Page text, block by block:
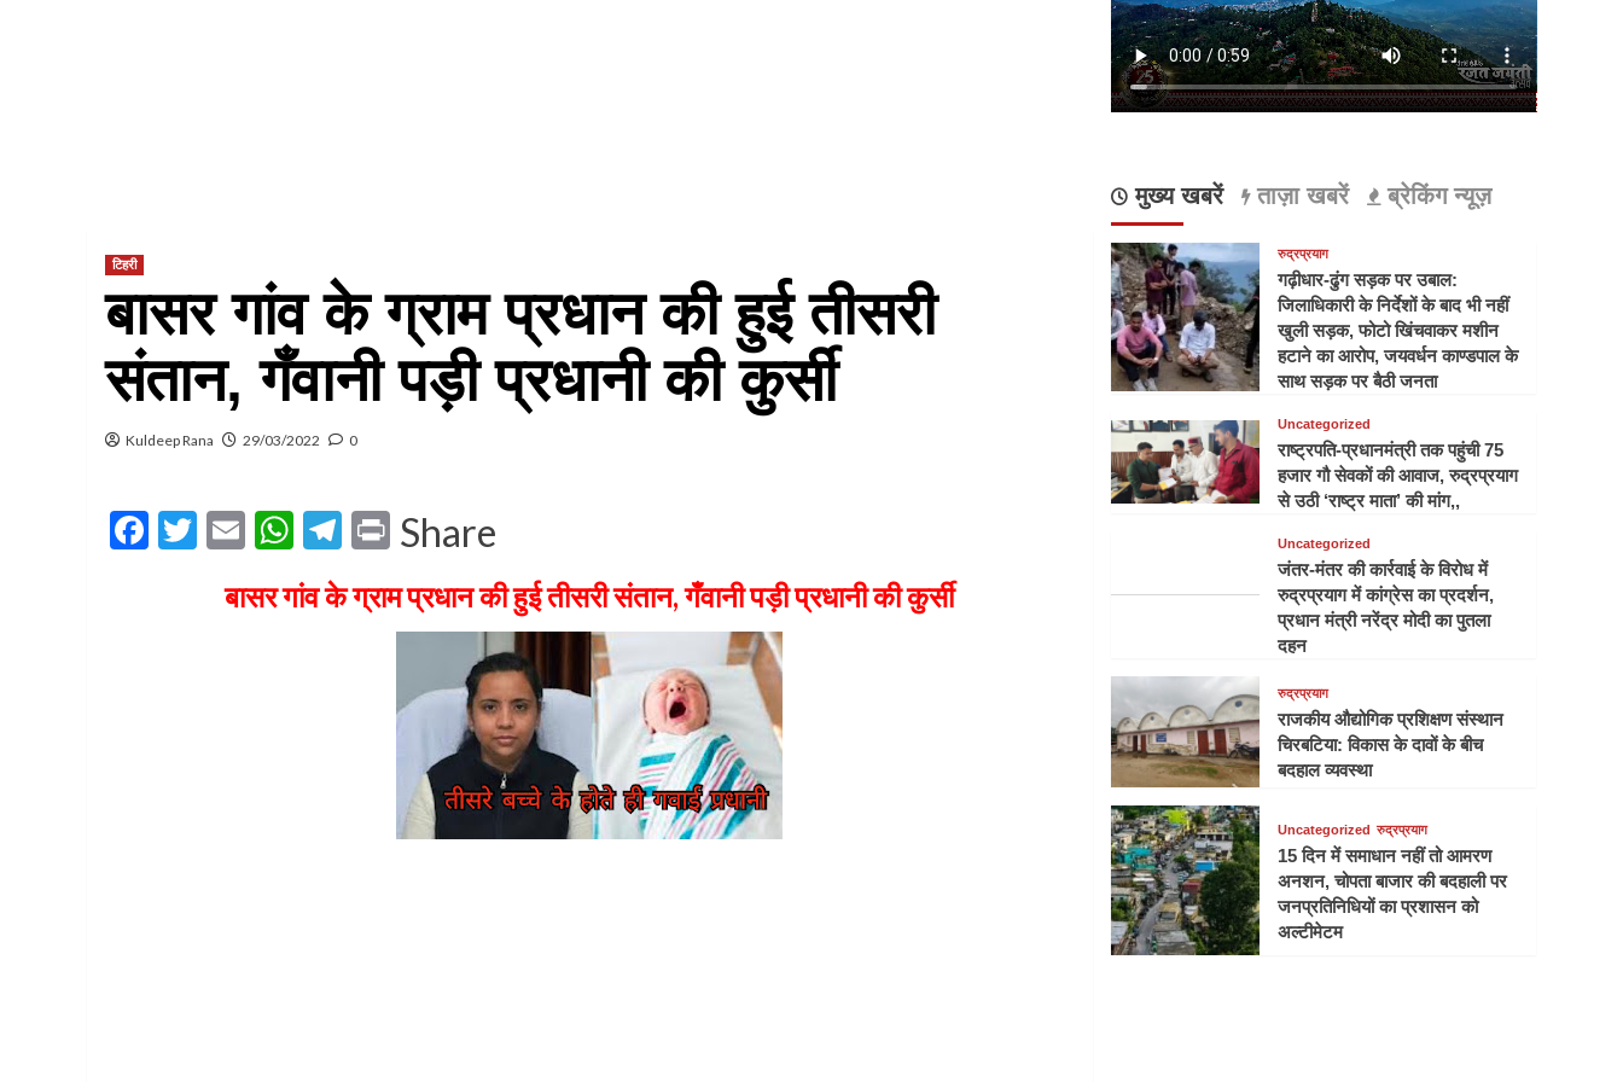
टिहरी
बासर गांव के ग्राम प्रधान की हुई तीसरी
संतान, गँवानी पड़ी प्रधानी की कुर्सी
Kuldeep Rana 29/03/2022 0
Facebook
Twitter
EmailWhatsApp
Telegram
Print
Share
बासर गांव के ग्राम प्रधान की हुई तीसरी संतान, गँवानी पड़ी प्रधानी की कुर्सी
मुख्य खबरें ताज़ा खबरें ब्रेकिंग न्यूज़
रुद्रप्रयाग
गढ़ीधार-ढुंग सड़क पर उबाल:
जिलाधिकारी के निर्देशों के बाद भी नहीं
खुली सड़क, फोटो खिंचवाकर मशीन
हटाने का आरोप, जयवर्धन काण्डपाल के
साथ सड़क पर बैठी जनता
Uncategorized
राष्ट्रपति-प्रधानमंत्री तक पहुंची 75
हजार गौ सेवकों की आवाज, रुद्रप्रयाग
से उठी ‘राष्ट्र माता’ की मांग,,
Uncategorized
जंतर-मंतर की कार्रवाई के विरोध में
रुद्रप्रयाग में कांग्रेस का प्रदर्शन,
प्रधान मंत्री नरेंद्र मोदी का पुतला
दहन
रुद्रप्रयाग
राजकीय औद्योगिक प्रशिक्षण संस्थान
चिरबटिया: विकास के दावों के बीच
बदहाल व्यवस्था
Uncategorized रुद्रप्रयाग
15 दिन में समाधान नहीं तो आमरण
अनशन, चोपता बाजार की बदहाली पर
जनप्रतिनिधियों का प्रशासन को
अल्टीमेटम